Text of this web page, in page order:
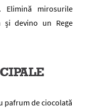
Elimină mirosurile
și devino un Rege
pafrum de ciocolată